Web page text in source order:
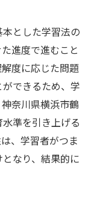
とした学習法の
進度で進むこと
度に応じた問題
できるため、学
奈川県横浜市鶴
準を引き上げる
、学習者がつま
なり、結果的に